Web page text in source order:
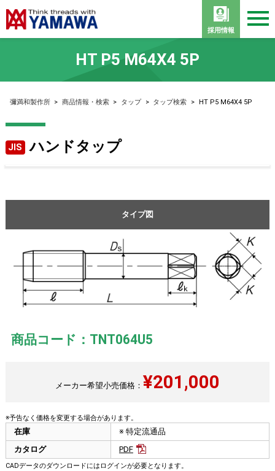
採用情報
HT P5 M64X4 5P
彌満和製作所 > 商品情報・検索 > タップ > タップ検索 > HT P5 M64X4 5P
JIS ハンドタップ
タイプ図
商品コード：TNT064U5
メーカー希望小売価格： ¥201,000
※予告なく価格を変更する場合があります。
在庫
※ 特定流通品
カタログ
PDF
CADデータのダウンロードにはログインが必要となります。